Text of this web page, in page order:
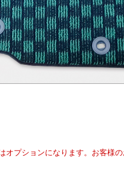
オプションになります。お客様